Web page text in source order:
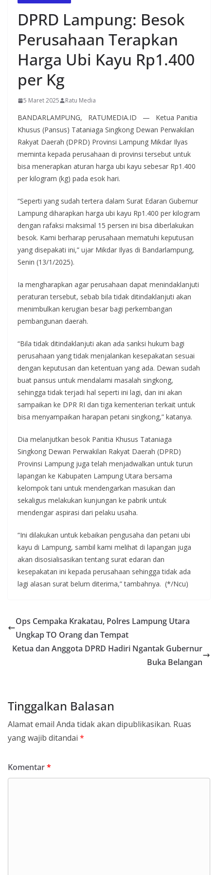
DPRD Lampung: Besok
Perusahaan Terapkan
Harga Ubi Kayu Rp1.400
per Kg
5 Maret 2025 Ratu Media
BANDARLAMPUNG, RATUMEDIA.ID — Ketua Panitia
Khusus (Pansus) Tataniaga Singkong Dewan Perwakilan
Rakyat Daerah (DPRD) Provinsi Lampung Mikdar Ilyas
meminta kepada perusahaan di provinsi tersebut untuk
bisa menerapkan aturan harga ubi kayu sebesar Rp1.400
per kilogram (kg) pada esok hari.
“Seperti yang sudah tertera dalam Surat Edaran Gubernur
Lampung diharapkan harga ubi kayu Rp1.400 per kilogram
dengan rafaksi maksimal 15 persen ini bisa diberlakukan
besok. Kami berharap perusahaan mematuhi keputusan
yang disepakati ini,” ujar Mikdar Ilyas di Bandarlampung,
Senin (13/1/2025).
Ia mengharapkan agar perusahaan dapat menindaklanjuti
peraturan tersebut, sebab bila tidak ditindaklanjuti akan
menimbulkan kerugian besar bagi perkembangan
pembangunan daerah.
“Bila tidak ditindaklanjuti akan ada sanksi ​hukum bagi
perusahaan yang tidak menjalankan kesepakatan sesuai
dengan keputusan dan ketentuan yang ada. Dewan sudah
buat pansus untuk mendalami masalah singkong,
sehingga tidak terjadi hal seperti ini lagi, dan ini akan
sampaikan ke DPR RI dan tiga kementerian terkait untuk
bisa menyampaikan harapan petani singkong,” katanya.
Dia melanjutkan besok Panitia Khusus Tataniaga
Singkong Dewan Perwakilan Rakyat Daerah (DPRD)
Provinsi Lampung juga telah menjadwalkan untuk turun
lapangan ke Kabupaten Lampung Utara bersama
kelompok tani untuk mendengarkan masukan dan
sekaligus melakukan kunjungan ke pabrik untuk
mendengar aspirasi dari pelaku usaha.
“Ini dilakukan untuk kebaikan pengusaha dan petani ubi
kayu di Lampung, sambil kami melihat di lapangan juga
akan disosialisasikan tentang surat edaran dan
kesepakatan ini kepada perusahaan sehingga tidak ada
lagi alasan surat belum diterima,” tambahnya. (*/Ncu)
Ops Cempaka Krakatau, Polres Lampung Utara
Ungkap TO Orang dan Tempat
Ketua dan Anggota DPRD Hadiri Ngantak Gubernur
Buka Belangan
Tinggalkan Balasan
Alamat email Anda tidak akan dipublikasikan. Ruas
yang wajib ditandai *
Komentar*